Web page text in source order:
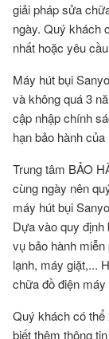
giải pháp sửa
ngày. Quý khách
nhất hoặc yêu
Máy hút bụi
và không quá 3
cập nhậpchính
hạn bảo hành
Trung tâm BẢO
cùng ngày nên
máy hút bụi
Dựa vào quy định
vụ bảo hành
lạnh, máy giặt,...
chữa đồ điện máy
Quý khách có thể
biết thêm thông